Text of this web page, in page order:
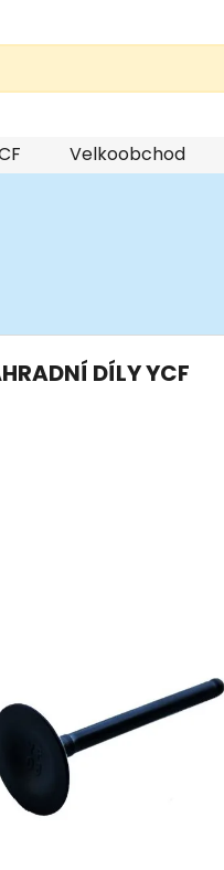
Velkoobchod
DÍLY YCF